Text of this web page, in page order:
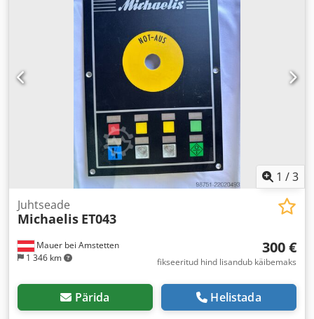
1 /3
Mauer bei Amstetten
1 346 km
Juhtseade
Michaelis ET043
300 €
fikseeritud hind lisandub käibemaks
Pärida Helistada